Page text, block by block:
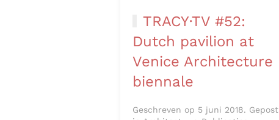
TRACY·TV #52:
Dutch pavilion at
Venice Architecture
biennale
Geschreven op 5 juni 2018. Gepost